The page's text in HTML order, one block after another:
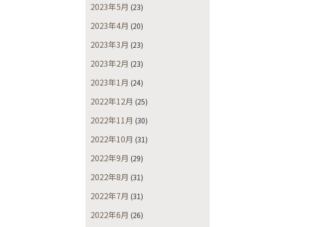
2023年5月 (23)
2023年4月 (20)
2023年3月 (23)
2023年2月 (23)
2023年1月 (24)
2022年12月 (25)
2022年11月 (30)
2022年10月 (31)
2022年9月 (29)
2022年8月 (31)
2022年7月 (31)
2022年6月 (26)